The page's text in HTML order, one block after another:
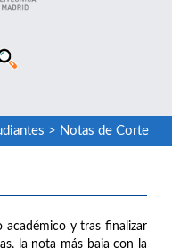
> Notas de Corte
académico y tras finalizar
la nota más baja con la